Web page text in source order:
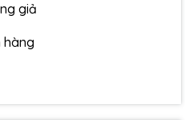
giả
hàng